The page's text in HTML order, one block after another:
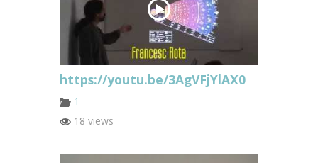
https://youtu.be/3AgVFjYlAX0
1
18 views